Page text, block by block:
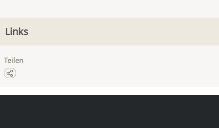
Links
Teilen